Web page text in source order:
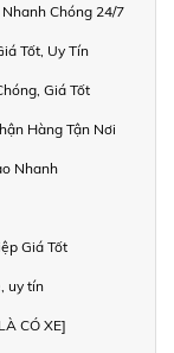
Chóng 24/7
Tốt, Uy Tín
Giá Tốt
Hàng Tận Nơi
Nhanh
Giá Tốt
uy tín
CÓ XE]